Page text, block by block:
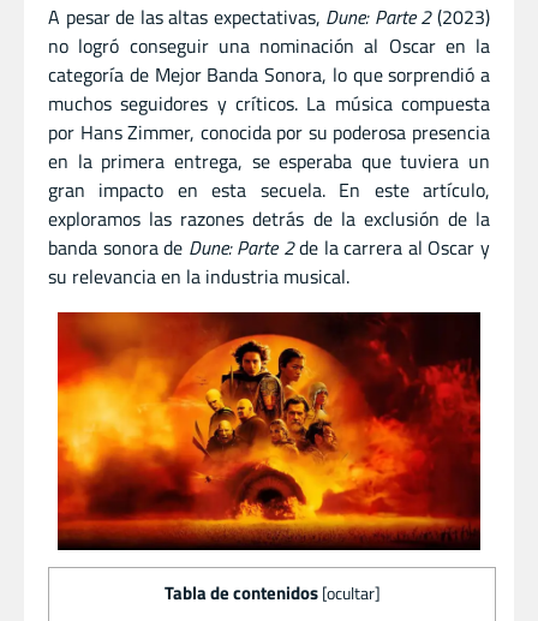
A pesar de las altas expectativas, Dune: Parte 2(2023)
no logró conseguir una nominación al Oscar en la
categoría de Mejor Banda Sonora, lo que sorprendió a
muchos seguidores y críticos. La música compuesta
por Hans Zimmer, conocida por su poderosa presencia
en la primera entrega, se esperaba que tuviera un
gran impacto en esta secuela. En este artículo,
exploramos las razones detrás de la exclusión de la
banda sonora de Dune: Parte 2de la carrera al Oscar y
su relevancia en la industria musical.
Tabla de contenidos [ocultar]